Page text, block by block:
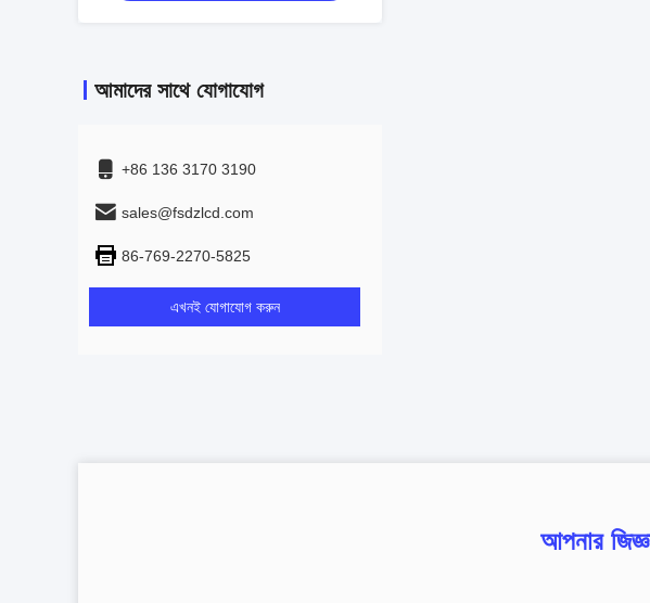
আমাদের সাথে যোগাযোগ
+86 136 3170 3190
sales@fsdzlcd.com
86-769-2270-5825
এখনই যোগাযোগ করুন
আপনার